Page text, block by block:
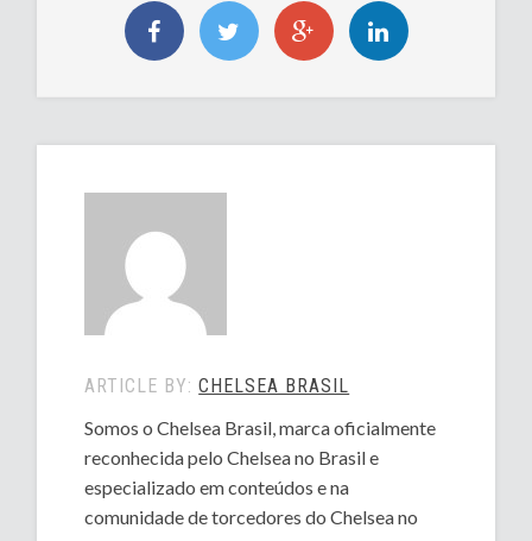
ARTICLE BY:CHELSEA BRASIL
Somos o Chelsea Brasil, marca oficialmente
reconhecida pelo Chelsea no Brasil e
especializado em conteúdos e na
comunidade de torcedores do Chelsea no